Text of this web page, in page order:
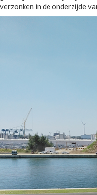
verzonken in de onderzijde